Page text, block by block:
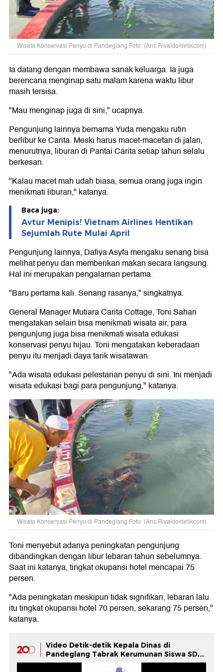
Wisata Konservasi Penyu di Pandeglang Foto: (Aris Rivaldo/detikcom)
Ia datang dengan membawa sanak keluarga. Ia juga
berencana menginap satu malam karena waktu libur
masih tersisa.
"Mau menginap juga di sini," ucapnya.
Pengunjung lainnya bernama Yuda mengaku rutin
berlibur ke Carita. Meski harus macet-macetan di jalan,
menurutnya, liburan di Pantai Carita setiap tahun selalu
berkesan.
"Kalau macet mah udah biasa, semua orang juga ingin
menikmati liburan," katanya.
Baca juga:
Avtur Menipis! Vietnam Airlines Hentikan
Sejumlah Rute Mulai April
Pengunjung lainnya, Dafiya Asyfa mengaku senang bisa
melihat penyu dan memberikan makan secara langsung.
Hal ini merupakan pengalaman pertama.
"Baru pertama kali. Senang rasanya," singkatnya.
General Manager Mutiara Carita Cottage, Toni Sahari
mengatakan selain bisa menikmati wisata air, para
pengunjung juga bisa menikmati wisata edukasi
konservasi penyu hijau. Toni mengatakan keberadaan
penyu itu menjadi daya tarik wisatawan.
"Ada wisata edukasi pelestarian penyu di sini. Ini menjadi
wisata edukasi bagi para pengunjung," katanya.
Wisata Konservasi Penyu di Pandeglang Foto: (Aris Rivaldo/detikcom)
Toni menyebut adanya peningkatan pengunjung
dibandingkan dengan libur lebaran tahun sebelumnya.
Saat ini katanya, tingkat okupansi hotel mencapai 75
persen.
"Ada peningkatan meskipun tidak signifikan, lebaran lalu
itu tingkat okupansi hotel 70 persen, sekarang 75 persen,"
katanya.
Video Detik-detik Kepala Dinas di
Pandeglang Tabrak Kerumunan Siswa SD, 1
Tewas